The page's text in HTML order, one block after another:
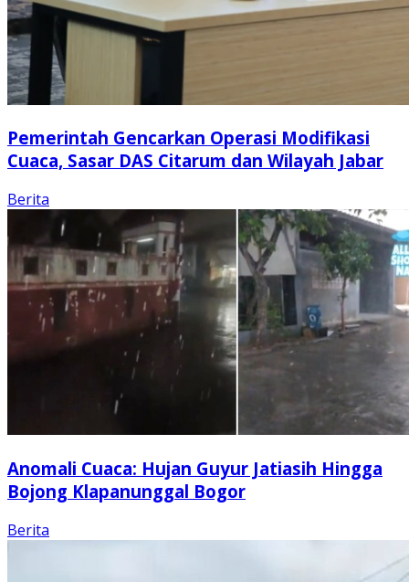
Pemerintah Gencarkan Operasi Modifikasi
Cuaca, Sasar DAS Citarum dan Wilayah Jabar
Berita
Anomali Cuaca: Hujan Guyur Jatiasih Hingga
Bojong Klapanunggal Bogor
Berita